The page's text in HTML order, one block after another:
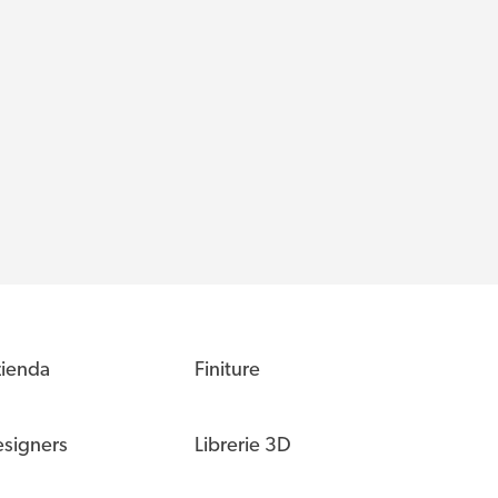
Finiture
Librerie 3D